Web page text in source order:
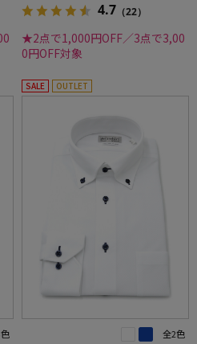
4.7 （22）
★2点で1,000円OFF／3点で3,00
0円OFF対象
SALE OUTLET
全2色